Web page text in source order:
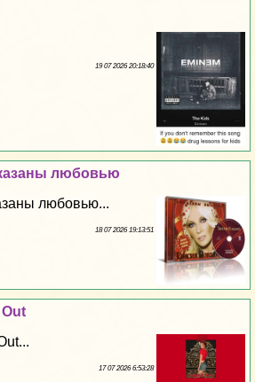
19 07 2026 20:18:40
любовью
любовью...
18 07 2026 19:13:51
17 07 2026 6:53:28